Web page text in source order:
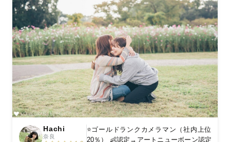
Hachi
奈良
⭐️ゴールドランクカメラマン（社内上位
20％） 👶認定→アートニューボーン認定